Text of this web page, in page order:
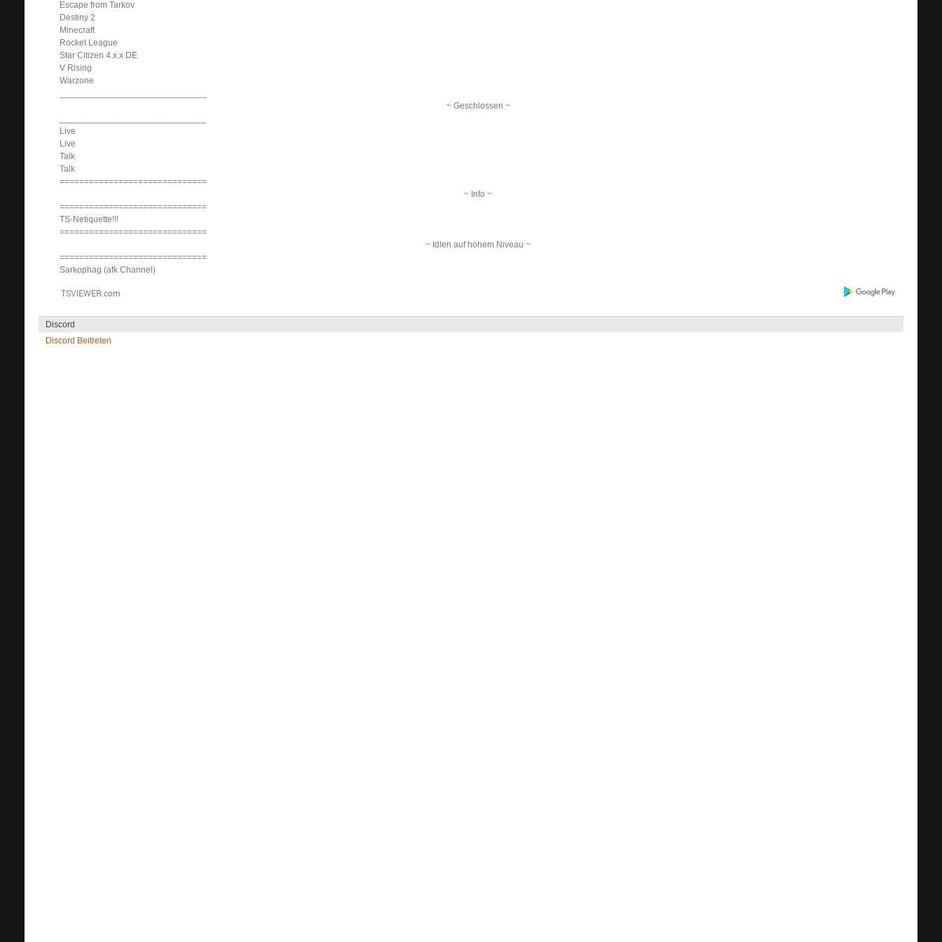
Escape from Tarkov
Destiny 2
Minecraft
Rocket League
Star Citizen 4.x.x DE
V Rising
Warzone
~ Geschlossen ~
Live
Live
Talk
Talk
==============================
~ Info ~
==============================
TS-Netiquette!!!
==============================
~ Idlen auf hohem Niveau ~
==============================
Sarkophag (afk Channel)
Discord
Discord Beitreten